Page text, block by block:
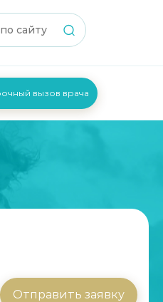
вызов врача
Отправить заявку